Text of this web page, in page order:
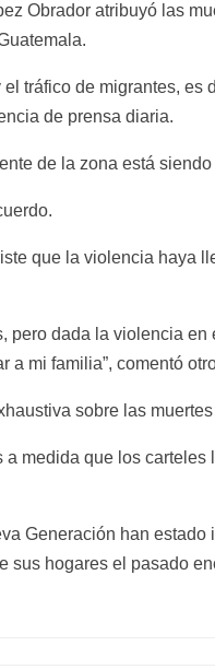
Obrador atribuyó las
tráfico de migrantes, es
de prensa diaria.
de la zona está siendo
que la violencia haya
pero dada la violencia
a mi familia”, comentó
sobre las
medida que los
Generación han
sus hogares el pasado